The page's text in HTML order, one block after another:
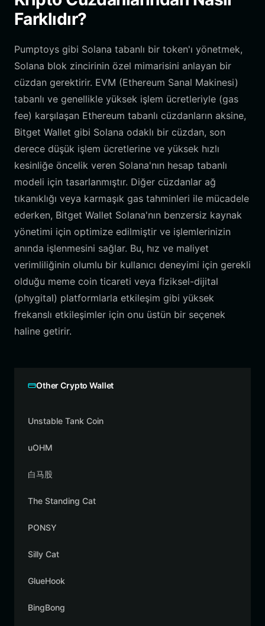
Farklıdır?
Pumptoys gibi Solana tabanlı bir token'ı yönetmek,
Solana blok zincirinin özel mimarisini anlayan bir
cüzdan gerektirir. EVM (Ethereum Sanal Makinesi)
tabanlı ve genellikle yüksek işlem ücretleriyle (gas
fee) karşılaşan Ethereum tabanlı cüzdanların aksine,
Bitget Wallet gibi Solana odaklı bir cüzdan, son
derece düşük işlem ücretlerine ve yüksek hızlı
kesinliğe öncelik veren Solana'nın hesap tabanlı
modeli için tasarlanmıştır. Diğer cüzdanlar ağ
tıkanıklığı veya karmaşık gas tahminleri ile mücadele
ederken, Bitget Wallet Solana'nın benzersiz kaynak
yönetimi için optimize edilmiştir ve işlemlerinizin
anında işlenmesini sağlar. Bu, hız ve maliyet
verimliliğinin olumlu bir kullanıcı deneyimi için gerekli
olduğu meme coin ticareti veya fiziksel-dijital
(phygital) platformlarla etkileşim gibi yüksek
frekanslı etkileşimler için onu üstün bir seçenek
haline getirir.
Other Crypto Wallet
Unstable Tank Coin
uOHM
白马股
The Standing Cat
PONSY
Silly Cat
GlueHook
BingBong